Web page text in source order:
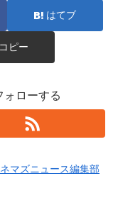
はてブ
コピー
ォローする
マズニュース編集部